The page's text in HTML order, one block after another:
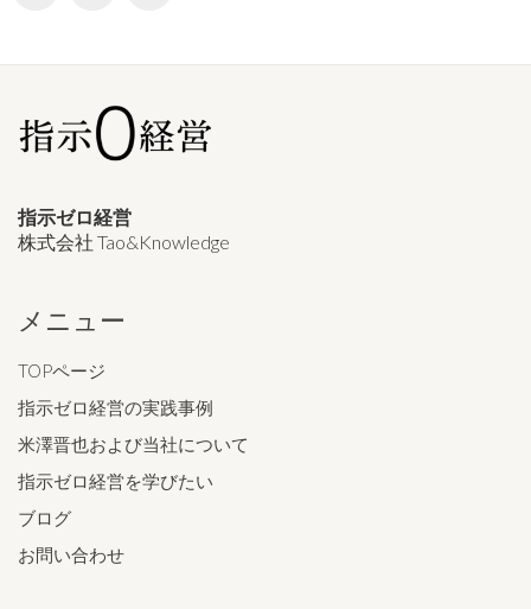
指示ゼロ経営
株式会社 Tao&Knowledge
メニュー
TOPページ
指示ゼロ経営の実践事例
米澤晋也および当社について
指示ゼロ経営を学びたい
ブログ
お問い合わせ